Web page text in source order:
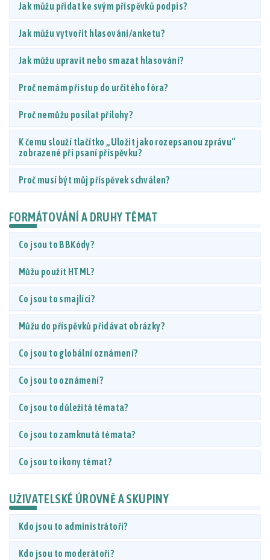
Jak můžu přidat ke svým příspěvků podpis?
Jak můžu vytvořit hlasování/anketu?
Jak můžu upravit nebo smazat hlasování?
Proč nemám přístup do určitého fóra?
Proč nemůžu posílat přílohy?
K čemu slouží tlačítko „Uložit jako rozepsanou zprávu“
zobrazené při psaní příspěvku?
Proč musí být můj příspěvek schválen?
FORMÁTOVÁNÍ A DRUHY TÉMAT
Co jsou to BBKódy?
Můžu použít HTML?
Co jsou to smajlíci?
Můžu do příspěvků přidávat obrázky?
Co jsou to globální oznámení?
Co jsou to oznámení?
Co jsou to důležitá témata?
Co jsou to zamknutá témata?
Co jsou to ikony témat?
UŽIVATELSKÉ ÚROVNĚ A SKUPINY
Kdo jsou to administrátoři?
Kdo jsou to moderátoři?